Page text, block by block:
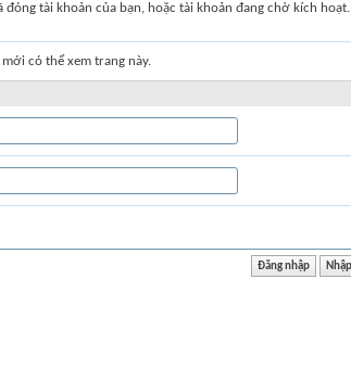
đóng tài khoản của bạn, hoặc tài khoản đang chờ kích hoạt.
có thể xem trang này.